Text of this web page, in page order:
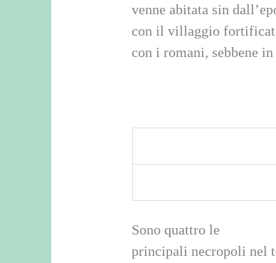
venne abitata sin
con il villaggio
con i romani, sebbene
Sono quattro le
principali necropoli nel